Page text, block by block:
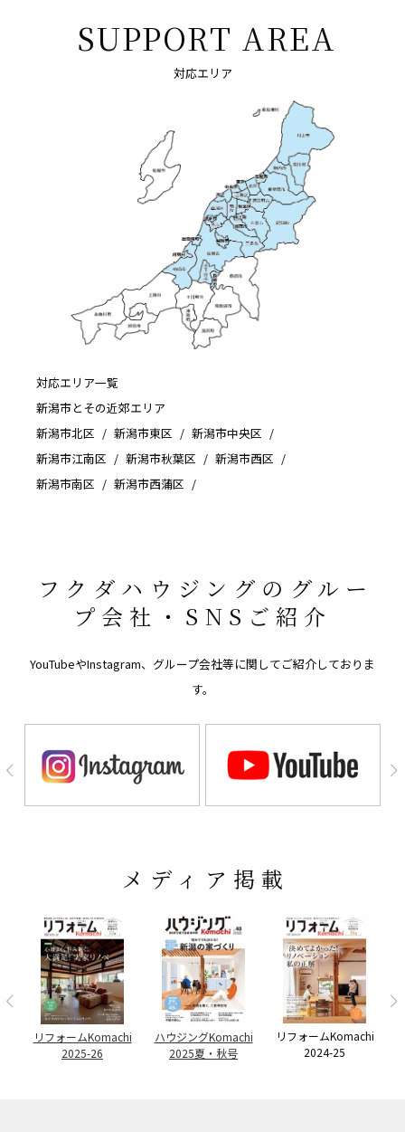
SUPPORT AREA
対応エリア
対応エリア一覧
新潟市とその近郊エリア
新潟市北区
新潟市東区
新潟市中央区
新潟市江南区
新潟市秋葉区
新潟市西区
新潟市南区
新潟市西蒲区
フクダハウジングのグルー
プ会社・SNSご紹介
YouTubeやInstagram、グループ会社等に関してご紹介しておりま
す。
メディア掲載
リフォームKomachi
2025-26
ハウジングKomachi
2025夏・秋号
リフォームKomachi
2024-25